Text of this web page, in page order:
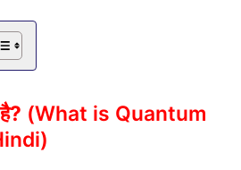
(What is Quantum